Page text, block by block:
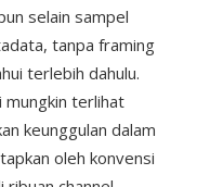
selain sampel
tanpa framing
terlebih dahulu.
mungkin terlihat
keunggulan dalam
oleh konvensi